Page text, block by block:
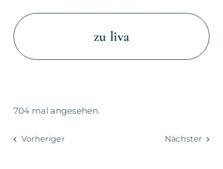
zu liva
704 mal angesehen.
Vorheriger Nächster